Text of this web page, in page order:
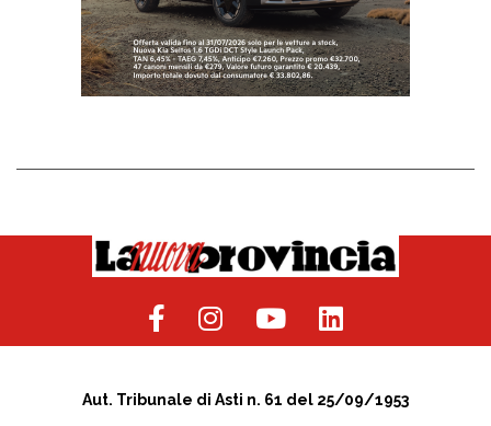
Aut. Tribunale di Asti n. 61 del 25/09/1953